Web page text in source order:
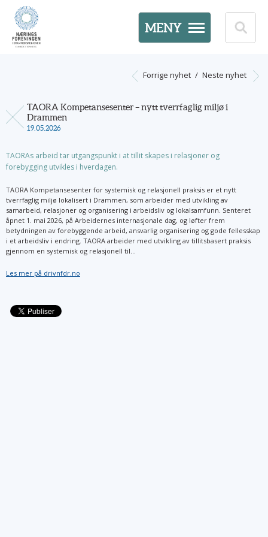
MENY
Neste nyhet
/
Forrige nyhet
TAORA Kompetansesenter – nytt tverrfaglig miljø i
Drammen
19.05.2026
TAORAs arbeid tar utgangspunkt i at tillit skapes i relasjoner og
forebygging utvikles i hverdagen.
TAORA Kompetansesenter for systemisk og relasjonell praksis er et nytt
tverrfaglig miljø lokalisert i Drammen, som arbeider med utvikling av
samarbeid, relasjoner og organisering i arbeidsliv og lokalsamfunn. Senteret
åpnet 1. mai 2026, på Arbeidernes internasjonale dag, og løfter frem
betydningen av forebyggende arbeid, ansvarlig organisering og gode fellesskap
i et arbeidsliv i endring. TAORA arbeider med utvikling av tillitsbasert praksis
gjennom en systemisk og relasjonell til...
Les mer på drivnfdr.no